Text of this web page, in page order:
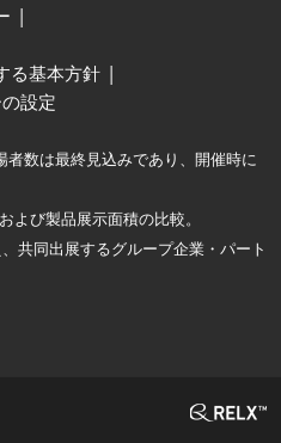
る基本方針
設定
数は最終見込みであり、開催時に
び製品展示面積の比較。
共同出展するグループ企業・パート